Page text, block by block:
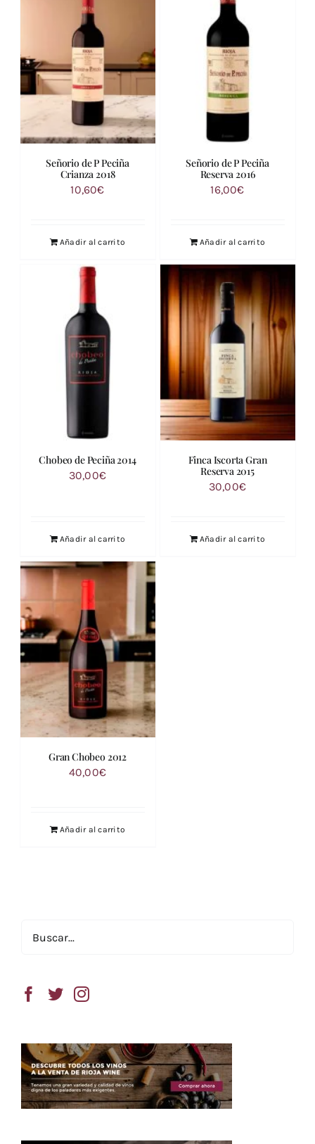
Señorio de P Peciña
Crianza 2018
10,60€
Añadir al carrito
Señorio de P Peciña
Reserva 2016
16,00€
Añadir al carrito
Chobeo de Peciña 2014
30,00€
Añadir al carrito
Finca Iscorta Gran
Reserva 2015
30,00€
Añadir al carrito
Gran Chobeo 2012
40,00€
Añadir al carrito